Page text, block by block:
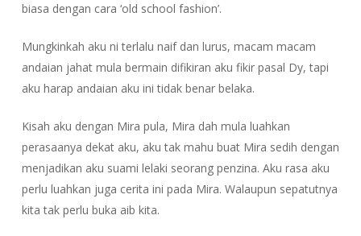
biasa dengan cara ‘old school fashion’.
Mungkinkah aku ni terlalu naif dan lurus, macam macam
andaian jahat mula bermain difikiran aku fikir pasal Dy, tapi
aku harap andaian aku ini tidak benar belaka.
Kisah aku dengan Mira pula, Mira dah mula luahkan
perasaanya dekat aku, aku tak mahu buat Mira sedih dengan
menjadikan aku suami lelaki seorang penzina. Aku rasa aku
perlu luahkan juga cerita ini pada Mira. Walaupun sepatutnya
kita tak perlu buka aib kita.